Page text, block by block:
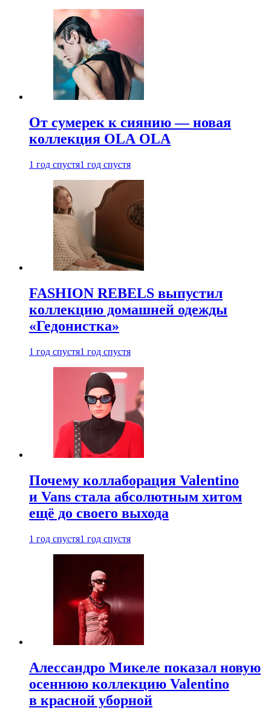
От сумерек к сиянию — новая
коллекция OLA OLA
1 год спустя1 год спустя
FASHION REBELS выпустил
коллекцию домашней одежды
«Гедонистка»
1 год спустя1 год спустя
Почему коллаборация Valentino
и Vans стала абсолютным хитом
ещё до своего выхода
1 год спустя1 год спустя
Алессандро Микеле показал новую
осеннюю коллекцию Valentino
в красной уборной